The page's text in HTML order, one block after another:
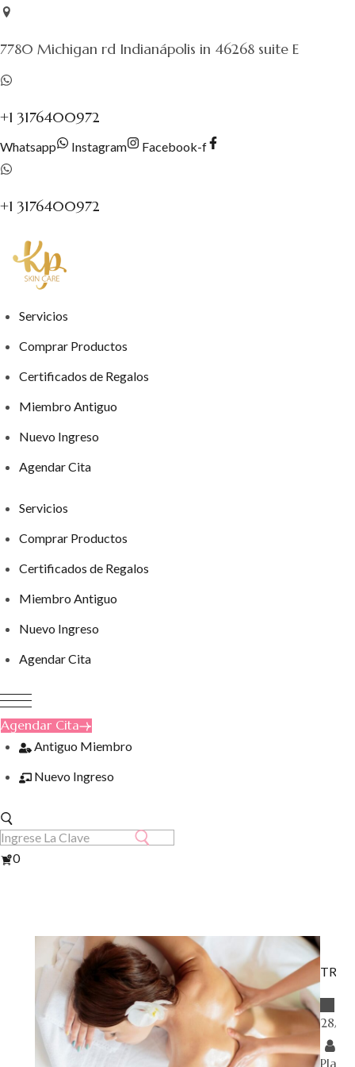
Saltar
contenido
7780 Michigan rd Indianápolis in 46268 suite E
+1 3176400972
Whatsapp Instagram Facebook-f
+1 3176400972
Servicios
Comprar Productos
Certificados de Regalos
Miembro Antiguo
Nuevo Ingreso
Agendar Cita
Servicios
Comprar Productos
Certificados de Regalos
Miembro Antiguo
Nuevo Ingreso
Agendar Cita
Agendar Cita
Antiguo Miembro
Nuevo Ingreso
Ver
0
28/